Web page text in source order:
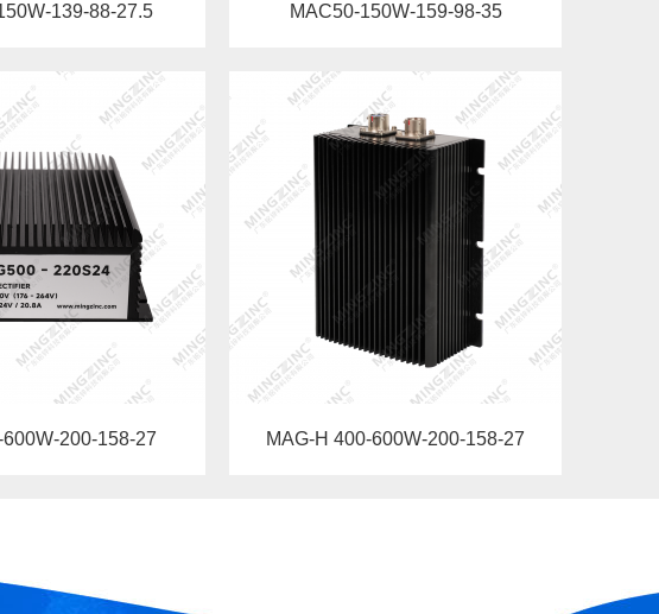
139-88-27.5 MAC50-150W-159-98-35
600W-200-158-27 MAG-H 400-600W-200-158-27